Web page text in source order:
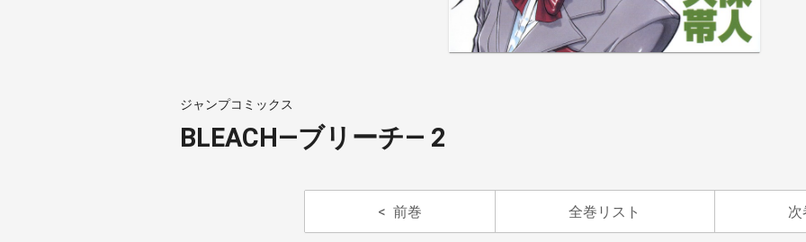
ジャンプコミックス
BLEACH―ブリーチ― 2
前巻 全巻リスト 次